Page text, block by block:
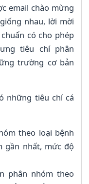
email chào mừng
nhau, lời mời
có cho phép
tiêu chí phân
trường cơ bản
những tiêu chí cá
theo loại bệnh
gần nhất, mức độ
phân nhóm theo